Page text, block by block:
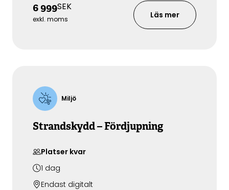
gäller för strandskydd och vad som gäller vid
dispens och förbud.
6 999SEK
exkl. moms Läs mer
Miljö
Strandskydd – Fördjupning
Platser kvar
1 dag
Endast digitalt